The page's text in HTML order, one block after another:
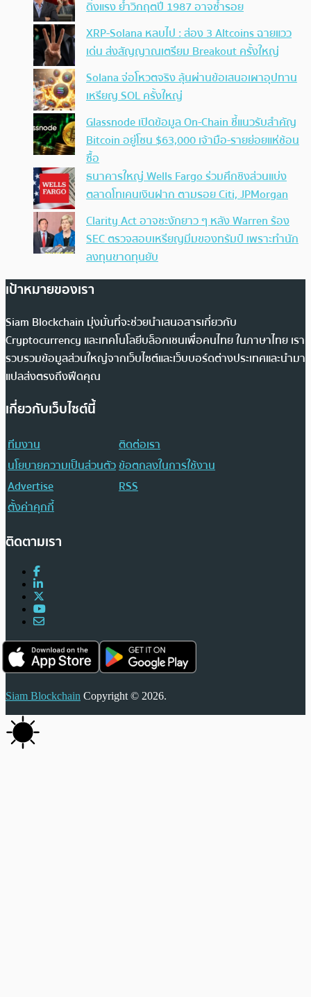
ดิ่งแรง ย้ำวิกฤตปี 1987 อาจซ้ำรอย
XRP-Solana หลบไป : ส่อง 3 Altcoins ฉายแวว
เด่น ส่งสัญญาณเตรียม Breakout ครั้งใหญ่
Solana จ่อโหวตจริง ลุ้นผ่านข้อเสนอเผาอุปทาน
เหรียญ SOL ครั้งใหญ่
Glassnode เปิดข้อมูล On-Chain ชี้แนวรับสำคัญ
Bitcoin อยู่โซน $63,000 เจ้ามือ-รายย่อยแห่ช้อน
ซื้อ
ธนาคารใหญ่ Wells Fargo ร่วมศึกชิงส่วนแบ่ง
ตลาดโทเคนเงินฝาก ตามรอย Citi, JPMorgan
Clarity Act อาจชะงักยาว ๆ หลัง Warren ร้อง
SEC ตรวจสอบเหรียญมีมของทรัมป์ เพราะทำนัก
ลงทุนขาดทุนยับ
เป้าหมายของเรา
Siam Blockchain มุ่งมั่นที่จะช่วยนำเสนอสารเกี่ยวกับ
Cryptocurrency และเทคโนโลยีบล็อกเชนเพื่อคนไทย ในภาษาไทย เรา
รวบรวมข้อมูลส่วนใหญ่จากเว็บไซต์และเว็บบอร์ดต่างประเทศและนำมา
แปลส่งตรงถึงฟีดคุณ
เกี่ยวกับเว็บไซต์นี้
ทีมงาน
ติดต่อเรา
นโยบายความเป็นส่วนตัวข้อตกลงในการใช้งาน
Advertise
RSS
ตั้งค่าคุกกี้
ติดตามเรา
Siam Blockchain Copyright © 2026.